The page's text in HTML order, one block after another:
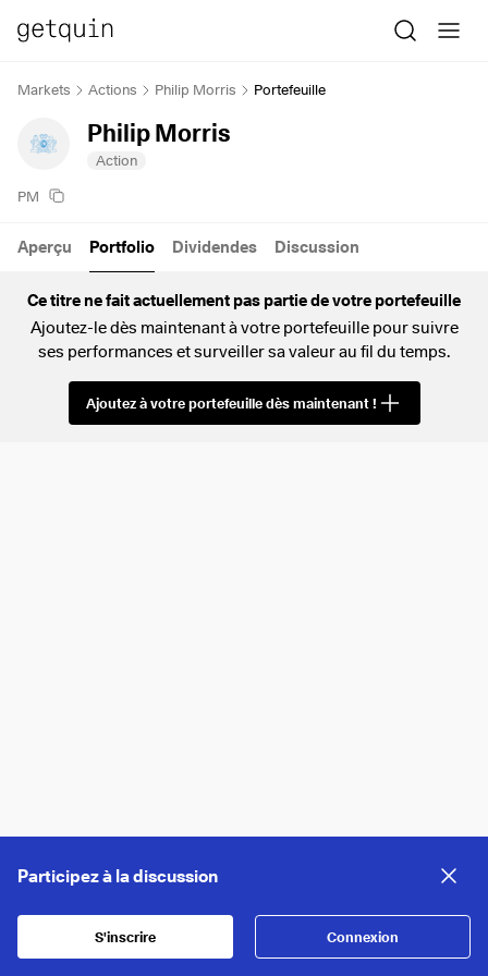
Markets Actions Philip Morris Portefeuille
Philip Morris
Action
PM
Aperçu Portfolio Dividendes Discussion
Ce titre ne fait actuellement pas partie de votre portefeuille
Ajoutez-le dès maintenant à votre portefeuille pour suivre
ses performances et surveiller sa valeur au fil du temps.
Ajoutez à votre portefeuille dès maintenant !
Participez à la discussion
S'inscrire Connexion